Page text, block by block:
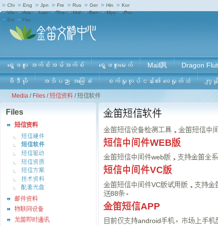
Chi Eng Jpn Fre Rus Ger Hin
Kor
Vie
Ara Lao Tha Urd Ben Mya
Por
Esl
Fas
ရွှေဖလူး အက်စ်အမ်အက်စ် ရွှေဖလူးမေးလ် Mail飒 Dragon
ဗီဒီယို အသိပညာ အခြေခံ စက်မှုလုပ်ငန်း၏ လေမှုတ်သံ ကျွ
Media / Files / 短信资料 / 短信软件
Files
短信资料
短信硬件
短信软件
短信驱动
短信资质
短信方案
技术资料
配套光盘
邮件资料
物联网设备
龙笛即时通讯
金笛短信软件
金笛短信设备检测工具，金笛短信中
短信中间件WEB版
金笛短信中间件web版，支持金笛全
短信中间件VC版
金笛短信中间件VC版试用版，支持
送88条。
金笛短信APP
目前仅支持android手机。市场上手